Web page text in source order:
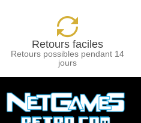
Retours faciles
Retours possibles pendant 14
jours